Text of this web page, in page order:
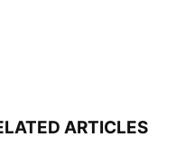
ARTICLES